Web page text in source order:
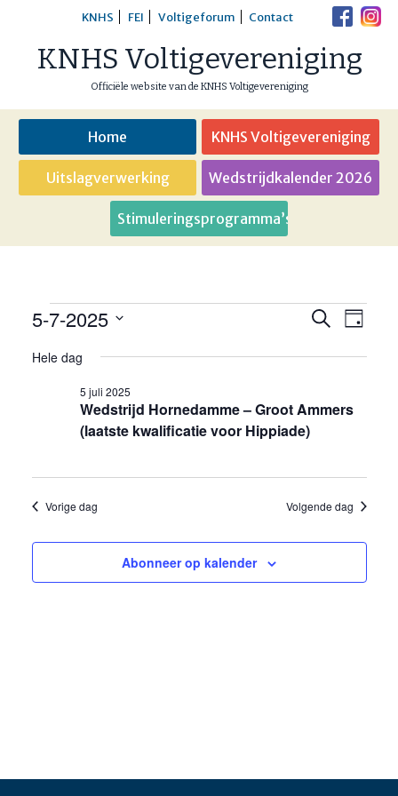
content
KNHS FEI Voltigeforum Contact
KNHS Voltigevereniging
Officiële website van de KNHS Voltigevereniging
Home KNHS Voltigevereniging
Uitslagverwerking Wedstrijdkalender 2026
Stimuleringsprogramma’s
Evenementen
in
2025
Zoeken
Zoeken
Dag
5-7-2025
een
Hele dag
Wedstrijd Hornedamme – Groot Ammers
(laatste kwalificatie voor Hippiade)
5 juli 2025
Vorige dag Volgende dag
Abonneer op kalender